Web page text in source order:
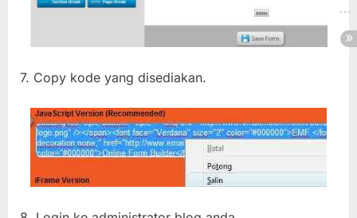
7. Copy kode yang disediakan.